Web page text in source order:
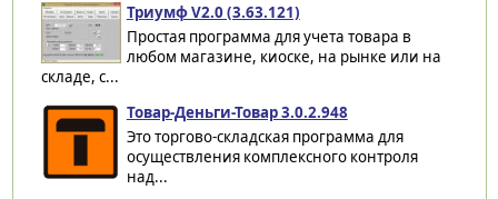
Триумф V2.0 (3.63.121)
Простая программа для учета товара в
любом магазине, киоске, на рынке или на
складе, с...
Товар-Деньги-Товар 3.0.2.948
Это торгово-складская программа для
осуществления комплексного контроля
над...